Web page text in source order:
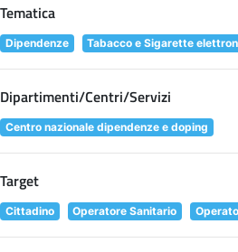
Tematica
Dipendenze Tabacco e Sigarette
Dipartimenti/Centri/Servizi
Centro nazionale dipendenze e doping
Target
Cittadino Operatore Sanitario